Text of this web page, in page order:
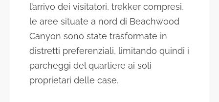
l’arrivo dei visitatori, trekker compresi,
le aree situate a nord di Beachwood
Canyon sono state trasformate in
distretti preferenziali, limitando quindi i
parcheggi del quartiere ai soli
proprietari delle case.